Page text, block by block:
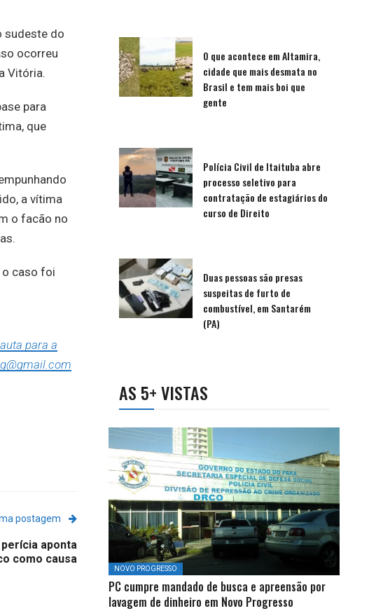
sudeste do
ocorreu
Vitória.
para
que
a vítima
o facão no
o caso foi
para a
postagem
aponta
como causa
O que acontece em Altamira,
cidade que mais desmata no
Brasil e tem mais boi que
gente
Polícia Civil de Itaituba abre
processo seletivo para
contratação de estagiários do
curso de Direito
Duas pessoas são presas
suspeitas de furto de
combustível, em Santarém
(PA)
AS 5+ VISTAS
NOVO PROGRESSO
PC cumpre mandado de busca e apreensão por
lavagem de dinheiro em Novo Progresso